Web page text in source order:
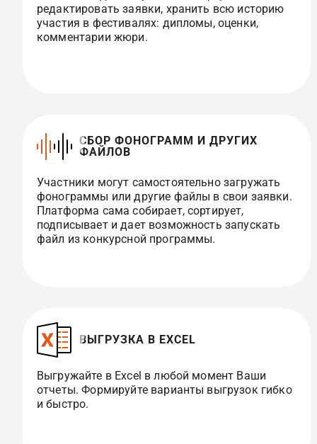
редактировать заявки, хранить всю историю
участия в фестивалях: дипломы, оценки,
комментарии жюри.
СБОР ФОНОГРАММ И ДРУГИХ
ФАЙЛОВ
Участники могут самостоятельно загружать
фонограммы или другие файлы в свои заявки.
Платформа сама собирает, сортирует,
подписывает и дает возможность запускать
файл из конкурсной программы.
ВЫГРУЗКА В EXCEL
Выгружайте в Excel в любой момент Ваши
отчеты. Формируйте варианты выгрузок гибко
и быстро.